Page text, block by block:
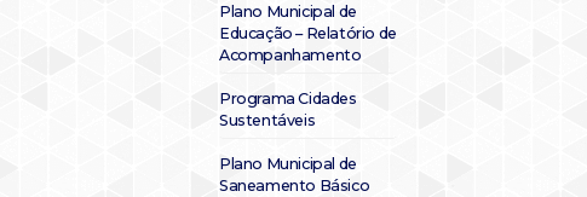
Plano Municipal de
Educação – Relatório de
Acompanhamento
Programa Cidades
Sustentáveis
Plano Municipal de
Saneamento Básico